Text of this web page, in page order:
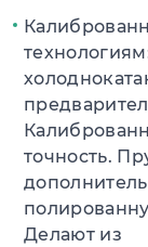
точность.
Делают из